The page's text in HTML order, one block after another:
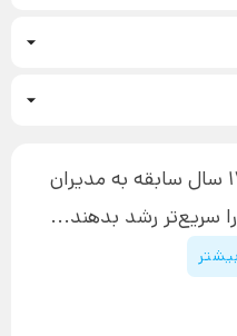
سازی
سایت مدیرسبز با بیش از 17 سال سابقه به مدیران
سریع‌تر رشد بدهند...